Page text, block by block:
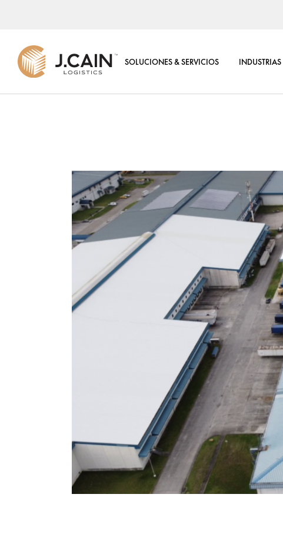
SOLUCIONES & SERVICIOS
CONTROL
VALORES AGREGADOS
SOLUCIONES TI
CENTRO DE COMERCIO
INDUSTRIAS
CENTRO DE COMERCIO
ELECTRÓNICO
CONSULTORÍA LOGÍSTICA